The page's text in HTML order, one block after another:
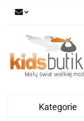
Kategorie